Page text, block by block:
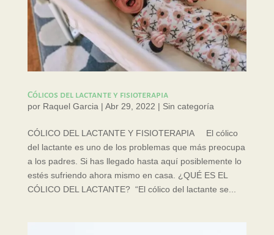
Cólicos del lactante y fisioterapia
por Raquel Garcia | Abr 29, 2022 | Sin categoría
CÓLICO DEL LACTANTE Y FISIOTERAPIA El cólico
del lactante es uno de los problemas que más preocupa
a los padres. Si has llegado hasta aquí posiblemente lo
estés sufriendo ahora mismo en casa. ¿QUÉ ES EL
CÓLICO DEL LACTANTE? “El cólico del lactante se...